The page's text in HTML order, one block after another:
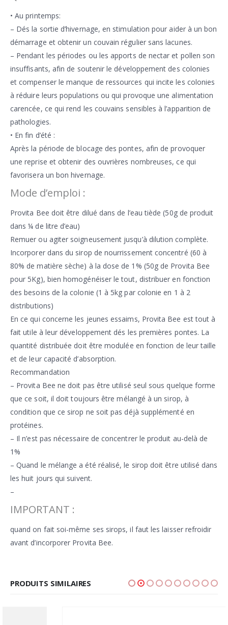
• Au printemps:
– Dés la sortie d’hivernage, en stimulation pour aider à un bon
démarrage et obtenir un couvain régulier sans lacunes.
– Pendant les périodes ou les apports de nectar et pollen son
insuffisants, afin de soutenir le développement des colonies
et compenser le manque de ressources qui incite les colonies
à réduire leurs populations ou qui provoque une alimentation
carencée, ce qui rend les couvains sensibles à l’apparition de
pathologies.
• En fin d’été :
Après la période de blocage des pontes, afin de provoquer
une reprise et obtenir des ouvrières nombreuses, ce qui
favorisera un bon hivernage.
Mode d’emploi :
Provita Bee doit être dilué dans de l’eau tiède (50g de produit
dans ¼ de litre d’eau)
Remuer ou agiter soigneusement jusqu’à dilution complète.
Incorporer dans du sirop de nourrissement concentré (60 à
80% de matière sèche) à la dose de 1% (50g de Provita Bee
pour 5Kg), bien homogénéiser le tout, distribuer en fonction
des besoins de la colonie (1 à 5kg par colonie en 1 à 2
distributions)
En ce qui concerne les jeunes essaims, Provita Bee est tout à
fait utile à leur développement dés les premières pontes. La
quantité distribuée doit être modulée en fonction de leur taille
et de leur capacité d’absorption.
Recommandation
– Provita Bee ne doit pas être utilisé seul sous quelque forme
que ce soit, il doit toujours être mélangé à un sirop, à
condition que ce sirop ne soit pas déjà supplémenté en
protéines.
– Il n’est pas nécessaire de concentrer le produit au-delà de
1%
– Quand le mélange a été réalisé, le sirop doit être utilisé dans
les huit jours qui suivent.
–
IMPORTANT :
quand on fait soi-même ses sirops, il faut les laisser refroidir
avant d’incorporer Provita Bee.
PRODUITS SIMILAIRES